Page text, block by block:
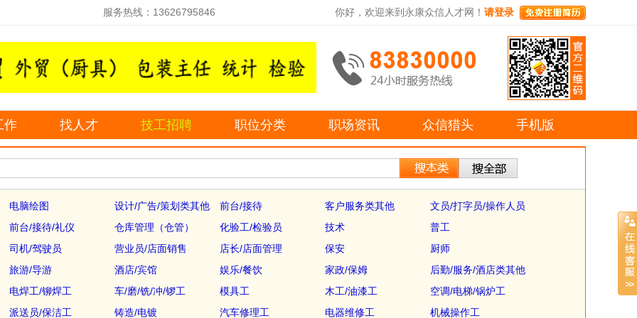
服务热线：13626795846 你好，欢迎来到永康众信人才网！ 请登录
作 找人才 技工招聘 职位分类 职场资讯 众信猎头 手机版
电脑绘图 设计/广告/策划类其他 前台/接待 客户服务类其他
文员/打字员/操作人员
前台/接待/礼仪
仓库管理（仓管） 化验工/检验员 技术
普工
司机/驾驶员
营业员/店面销售 店长/店面管理 保安
厨师
旅游/导游
酒店/宾馆 娱乐/餐饮 家政/保姆
后勤/服务/酒店类其他
电焊工/铆焊工
车/磨/铣/冲/锣工 模具工 木工/油漆工
空调/电梯/锅炉工
派送员/保洁工
铸造/电镀 汽车修理工 电器维修工 机械操作工